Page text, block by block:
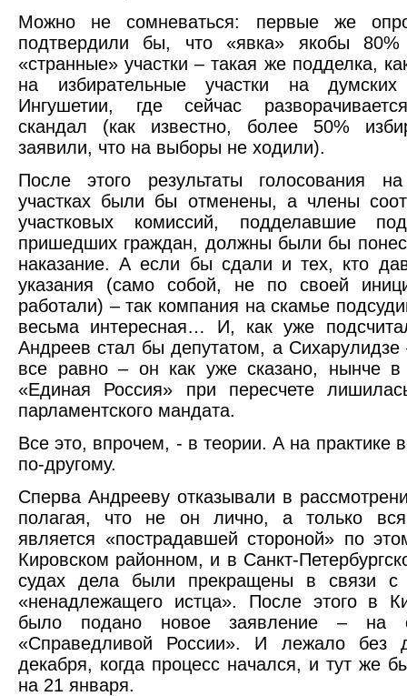
Можно не сомневаться: первые же
подтвердили бы, что «явка» якобы
«странные» участки – такая же подделка,
на избирательные участки на
Ингушетии, где сейчас
скандал (как известно, более 50%
заявили, что на выборы не ходили).
После этого результаты голосования
участках были бы отменены, а члены
участковых комиссий, подделавшие
пришедших граждан, должны были бы
наказание. А если бы сдали и тех, кто
указания (само собой, не по своей
работали) – так компания на скамье
весьма интересная… И, как уже
Андреев стал бы депутатом, а Сихарулидзе
все равно – он как уже сказано, нынче
«Единая Россия» при пересчете
парламентского мандата.
Все это, впрочем, - в теории. А на практике
по-другому.
Сперва Андрееву отказывали в
полагая, что не он лично, а только
является «пострадавшей стороной» по
Кировском районном, и в Санкт-
судах дела были прекращены в связи с
«ненадлежащего истца». После этого в
было подано новое заявление – на
«Справедливой России». И лежало без
декабря, когда процесс начался, и тут же
на 21 января.